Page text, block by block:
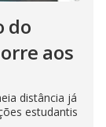
do
aos
distância já
estudantis